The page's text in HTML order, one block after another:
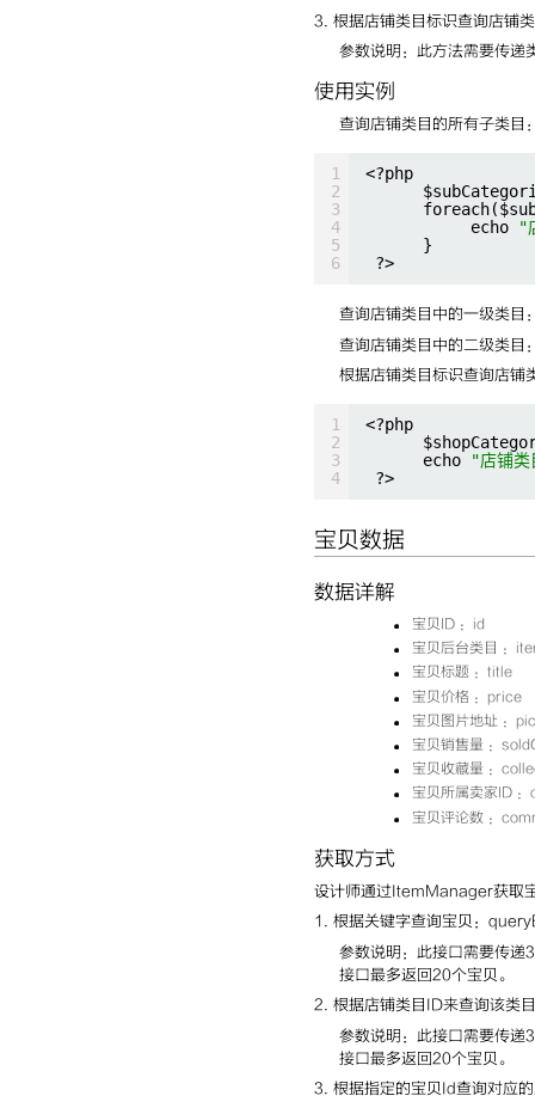
3. 根据店铺类目标识查询店铺
参数说明：此方法需要传递
使用实例
查询店铺类目的所有子类目
1
2
3
4
5
6
<?php
echo
"
}
?>
查询店铺类目中的一级类
查询店铺类目中的二级类目
根据店铺类目标识查询店铺
1
2
3
4
<?php
echo
"店铺类
?>
宝贝数据
数据详解
宝贝ID ：id
宝贝后台类目 ：
宝贝标题 ：title
宝贝价格 ：price
宝贝图片地址 ：
宝贝销售量 ：
宝贝收藏量 ：
宝贝所属卖家ID
宝贝评论数 ：
获取方式
设计师通过ItemManager获取
1. 根据关键字查询宝贝：
参数说明：此接口需要传递
接口最多返回20个宝贝。
2. 根据店铺类目ID来查询该类
参数说明：此接口需要传递
接口最多返回20个宝贝。
3. 根据指定的宝贝Id查询对应